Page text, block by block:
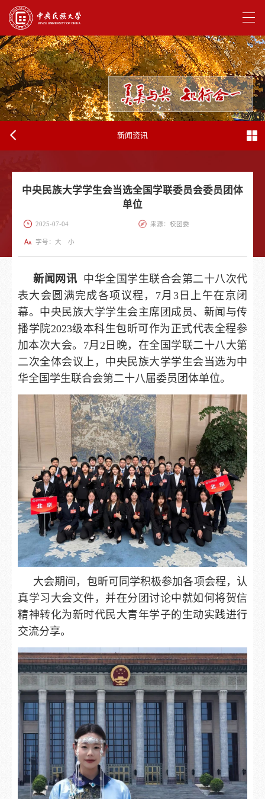
新闻资讯
中央民族大学学生会当选全国学联委员会委员团体
单位
2025-07-04 来源：校团委
字号： 大 小
新闻网讯 中华全国学生联合会第二十八次代
表大会圆满完成各项议程，7月3日上午在京闭
幕。中央民族大学学生会主席团成员、新闻与传
播学院2023级本科生包昕可作为正式代表全程参
加本次大会。7月2日晚，在全国学联二十八大第
二次全体会议上，中央民族大学学生会当选为中
华全国学生联合会第二十八届委员团体单位。
大会期间，包昕可同学积极参加各项会程，认
真学习大会文件，并在分团讨论中就如何将贺信
精神转化为新时代民大青年学子的生动实践进行
交流分享。